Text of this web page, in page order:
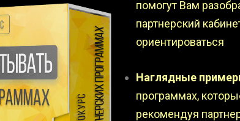
помогут Вам
партнерский
ориентироваться
Наглядные
программах,
рекомендуя